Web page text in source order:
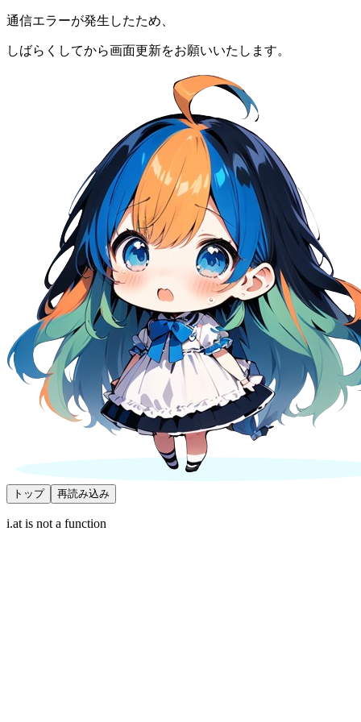
通信エラーが発生したため、
しばらくしてから画面更新をお願いいたします。
トップ 再読み込み
i.at is not a function